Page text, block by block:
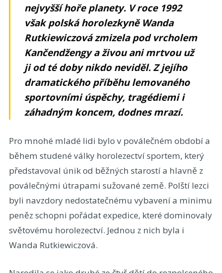
nejvyšší hoře planety. V roce 1992
však polská horolezkyně Wanda
Rutkiewiczová zmizela pod vrcholem
Kančendžengy a živou ani mrtvou už
ji od té doby nikdo neviděl. Z jejího
dramatického příběhu lemovaného
sportovními úspěchy, tragédiemi i
záhadným koncem, dodnes mrazí.
Pro mnohé mladé lidi bylo v poválečném období a
během studené války horolezectví sportem, který
představoval únik od běžných starostí a hlavně z
poválečnými útrapami sužované země. Polští lezci
byli navzdory nedostatečnému vybavení a minimu
peněz schopni pořádat expedice, které dominovaly
světovému horolezectví. Jednou z nich byla i
Wanda Rutkiewiczová.